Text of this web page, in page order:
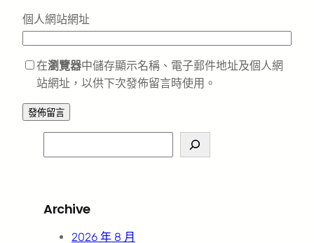
個人網站網址
在瀏覽器中儲存顯示名稱、電子郵件地址及個人網
站網址，以供下次發佈留言時使用。
e
c
Archive
2026 年 8 月